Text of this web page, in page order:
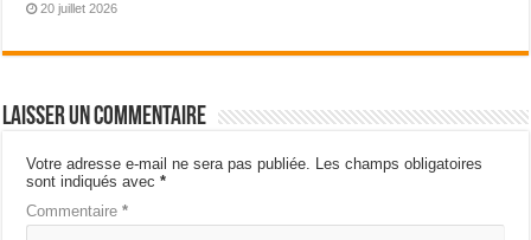
20 juillet 2026
Laisser un commentaire
Votre adresse e-mail ne sera pas publiée. Les champs obligatoires
sont indiqués avec*
Commentaire*